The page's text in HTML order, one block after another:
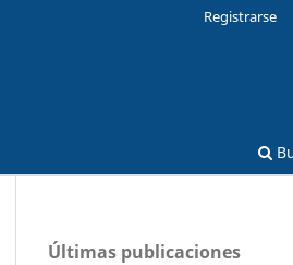
Registrarse
Últimas publicaciones